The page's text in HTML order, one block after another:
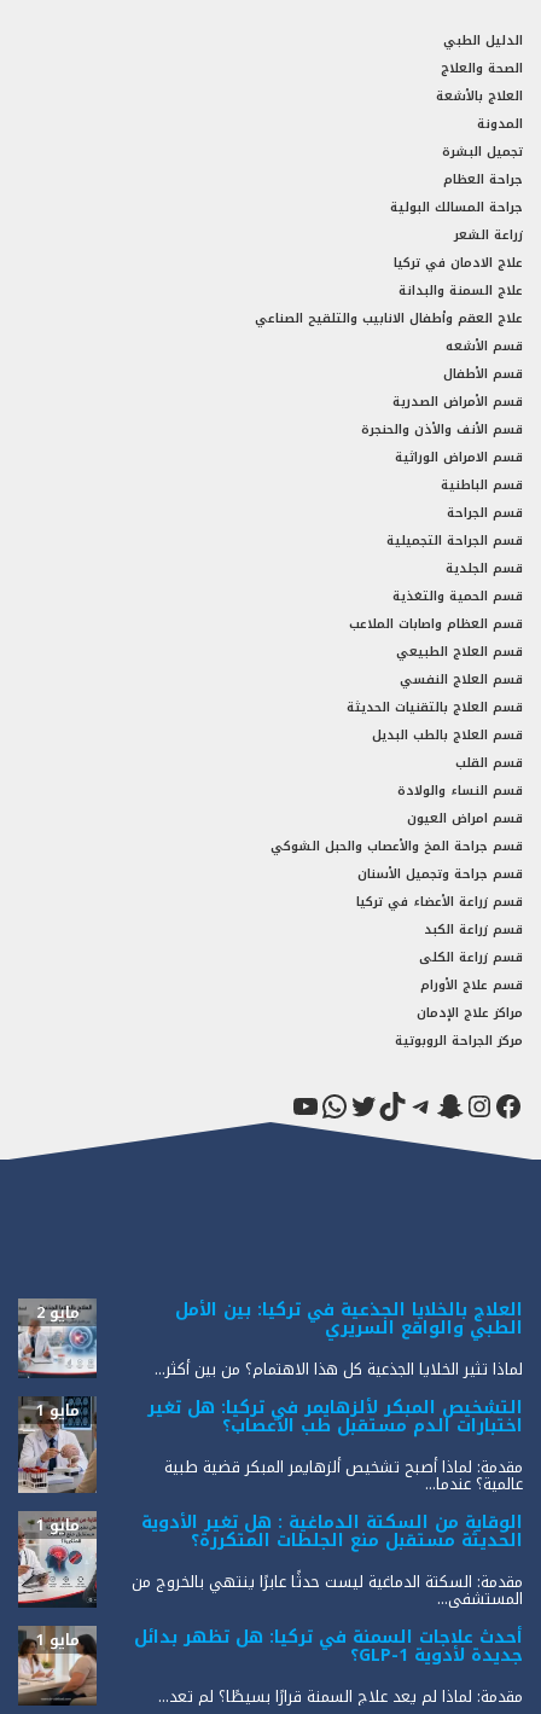
الدليل الطبي
الصحة والعلاج
العلاج بالأشعة
المدونة
تجميل البشرة
جراحة العظام
جراحة المسالك البولية
زراعة الشعر
علاج الادمان في تركيا
علاج السمنة والبدانة
علاج العقم وأطفال الانابيب والتلقيح الصناعي
قسم الأشعه
قسم الأطفال
قسم الأمراض الصدرية
قسم الأنف والأذن والحنجرة
قسم الامراض الوراثية
قسم الباطنية
قسم الجراحة
قسم الجراحة التجميلية
قسم الجلدية
قسم الحمية والتغذية
قسم العظام واصابات الملاعب
قسم العلاج الطبيعي
قسم العلاج النفسي
قسم العلاج بالتقنيات الحديثة
قسم العلاج بالطب البديل
قسم القلب
قسم النساء والولادة
قسم امراض العيون
قسم جراحة المخ والأعصاب والحبل الشوكي
قسم جراحة وتجميل الأسنان
قسم زراعة الأعضاء في تركيا
قسم زراعة الكبد
قسم زراعة الكلى
قسم علاج الأورام
مراكز علاج الإدمان
مركز الجراحة الروبوتية
فيسبوك
إنستجرام
سناب شاتتيليجرام
تيك توكتويترواتساب
يوتيوب
العلاج بالخلايا الجذعية في تركيا: بين الأمل
الطبي والواقع السريري
مايو 2
لماذا تثير الخلايا الجذعية كل هذا الاهتمام؟ من بين أكثر...
التشخيص المبكر لألزهايمر في تركيا: هل تغير
اختبارات الدم مستقبل طب الأعصاب؟
مايو 1
مقدمة: لماذا أصبح تشخيص ألزهايمر المبكر قضية طبية
عالمية؟ عندما...
الوقاية من السكتة الدماغية : هل تغير الأدوية
الحديثة مستقبل منع الجلطات المتكررة؟
مايو 1
مقدمة: السكتة الدماغية ليست حدثًا عابرًا ينتهي بالخروج من
المستشفى...
أحدث علاجات السمنة في تركيا: هل تظهر بدائل
جديدة لأدوية GLP-1؟
مايو 1
مقدمة: لماذا لم يعد علاج السمنة قرارًا بسيطًا؟ لم تعد...